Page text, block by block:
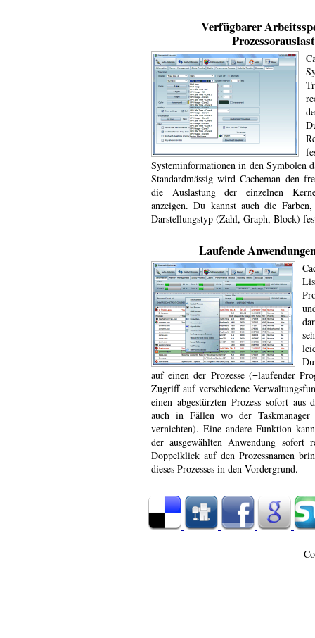
Verfügbarer
Systeminformationen in den Symbolen
Standardmässig wird Cacheman den
die Auslastung der einzelnen
anzeigen. Du kannst auch die
Darstellungstyp (Zahl, Graph, Block)
Laufende
auf einen der Prozesse (=laufender
Zugriff auf verschiedene
einen abgestürzten Prozess sofort aus
auch in Fällen wo der Taskmanager
vernichten). Eine andere Funktion
der ausgewählten Anwendung sofort
Doppelklick auf den Prozessnamen
dieses Prozesses in den Vordergrund.